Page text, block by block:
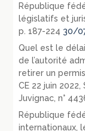
République
législatifs et
p. 187-224 30/
Quel est le
de l’autorité
retirer un
CE 22 juin
Juvignac, n°
République
internationaux,